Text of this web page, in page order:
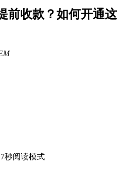
前收款？如何开通这
秒阅读模式